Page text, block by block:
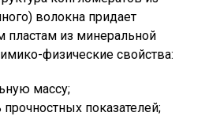
волокна придает
пластам из минеральной
физические свойства:
массу;
прочностных показателей;